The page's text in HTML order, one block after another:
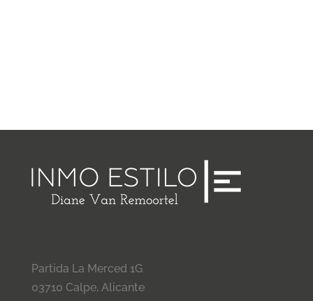
Partida La Merced 1G
03710 Calpe, Alicante